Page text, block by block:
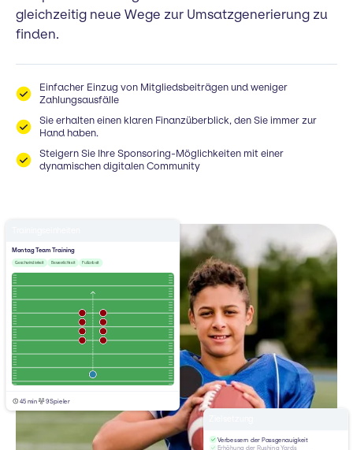
gleichzeitig neue Wege zur Umsatzgenerierung zu
finden.
Einfacher Einzug von Mitgliedsbeiträgen und weniger
Zahlungsausfälle
Sie erhalten einen klaren Finanzüberblick, den Sie immer zur
Hand haben.
Steigern Sie Ihre Sponsoring-Möglichkeiten mit einer
dynamischen digitalen Community
Montag Team Training
Geschwindigkeit Beweglichkeit Fußarbeit
45 min 9 Spieler
Verbessern der Passgenauigkeit
Erhöhung der Rushing Yards